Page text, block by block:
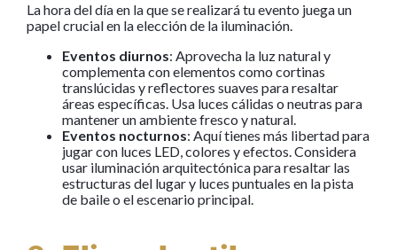
La hora del día en la que se realizará tu evento juega un
papel crucial en la elección de la iluminación.
Eventos diurnos: Aprovecha la luz natural y
complementa con elementos como cortinas
translúcidas y reflectores suaves para resaltar
áreas específicas. Usa luces cálidas o neutras para
mantener un ambiente fresco y natural.
Eventos nocturnos: Aquí tienes más libertad para
jugar con luces LED, colores y efectos. Considera
usar iluminación arquitectónica para resaltar las
estructuras del lugar y luces puntuales en la pista
de baile o el escenario principal.